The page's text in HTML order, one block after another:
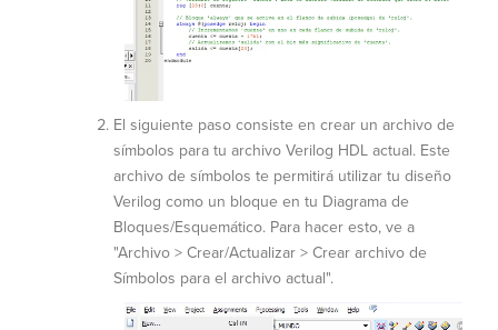
El siguiente paso consiste en crear un archivo de
símbolos para tu archivo Verilog HDL actual. Este
archivo de símbolos te permitirá utilizar tu diseño
Verilog como un bloque en tu Diagrama de
Bloques/Esquemático. Para hacer esto, ve a
"Archivo > Crear/Actualizar > Crear archivo de
Símbolos para el archivo actual".